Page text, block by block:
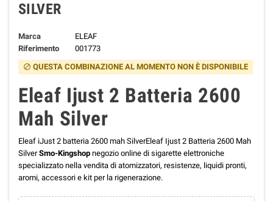
SILVER
Marca
ELEAF
Riferimento
001773
block QUESTA COMBINAZIONE AL MOMENTO NON È DISPONIBILE
Eleaf Ijust 2 Batteria 2600
Mah Silver
Eleaf iJust 2 batteria 2600 mah SilverEleaf Ijust 2 Batteria 2600 Mah
SilverSmo-Kingshop negozio online di sigarette elettroniche
specializzato nella vendita di atomizzatori, resistenze, liquidi pronti,
aromi, accessori e kit per la rigenerazione.